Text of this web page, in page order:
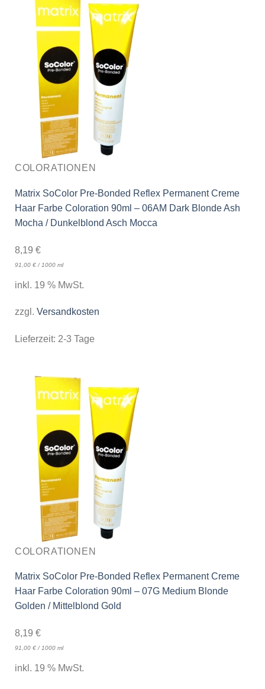
COLORATIONEN
Matrix SoColor Pre-Bonded Reflex Permanent Creme
Haar Farbe Coloration 90ml – 06AM Dark Blonde Ash
Mocha / Dunkelblond Asch Mocca
8,19 €
91,00 €/ 1000 ml
inkl. 19 % MwSt.
zzgl. Versandkosten
Lieferzeit: 2-3 Tage
COLORATIONEN
Matrix SoColor Pre-Bonded Reflex Permanent Creme
Haar Farbe Coloration 90ml – 07G Medium Blonde
Golden / Mittelblond Gold
8,19 €
91,00 €/ 1000 ml
inkl. 19 % MwSt.